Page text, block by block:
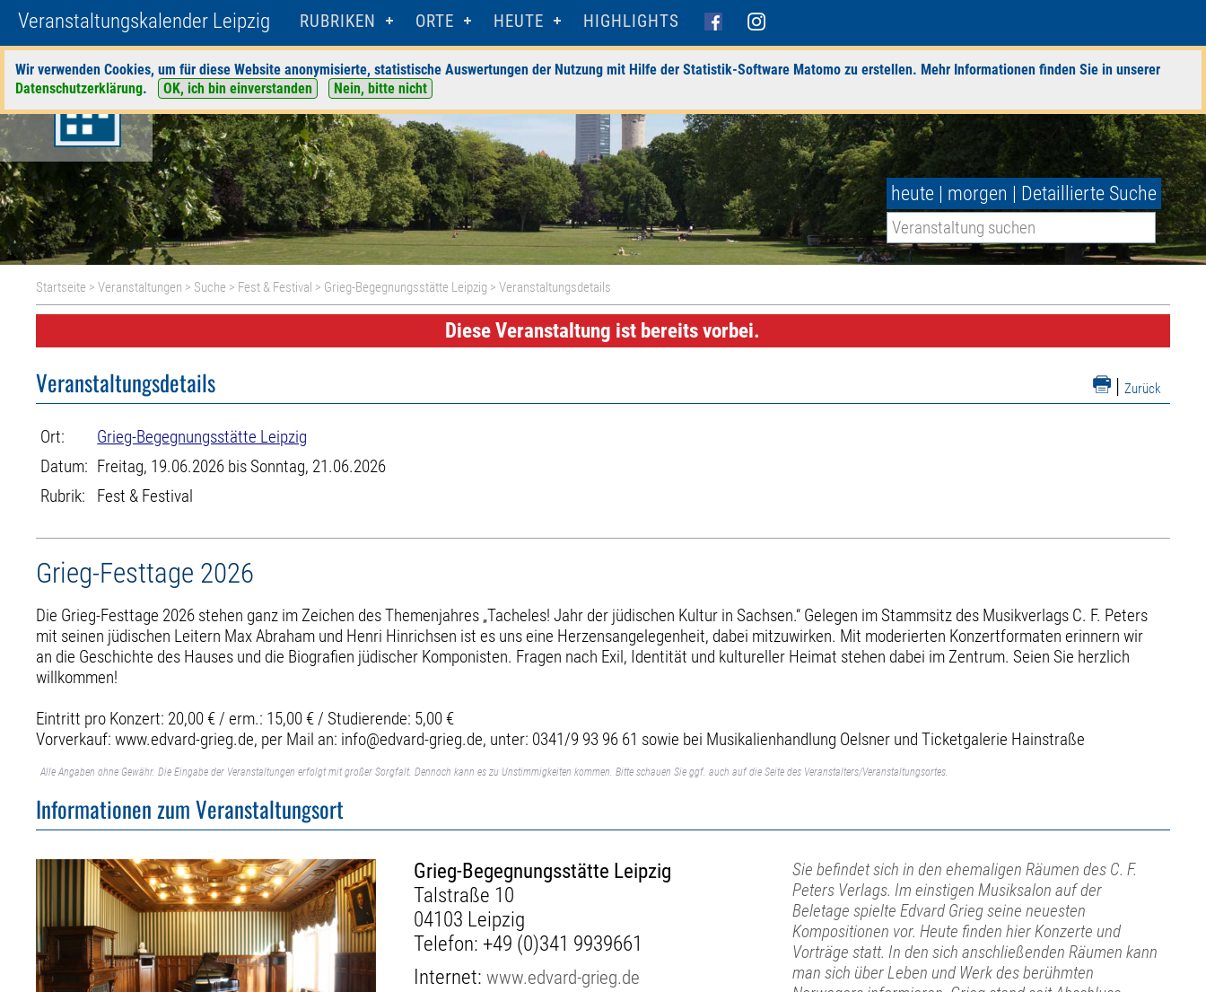
Veranstaltungskalender Leipzig RUBRIKEN ORTE HEUTE HIGHLIGHTS
Wir verwenden Cookies, um für diese Website anonymisierte, statistische Auswertungen der Nutzung mit Hilfe der Statistik-Software Matomo zu erstellen. Mehr Informationen finden Sie in unserer
Datenschutzerklärung. OK, ich bin einverstanden Nein, bitte nicht
heute | morgen | Detaillierte Suche
Startseite >Veranstaltungen > Suche > Fest & Festival > Grieg-Begegnungsstätte Leipzig > Veranstaltungsdetails
Diese Veranstaltung ist bereits vorbei.
| Zurück
Veranstaltungsdetails
Ort:
Grieg-Begegnungsstätte Leipzig
Datum: Freitag, 19.06.2026 bis Sonntag, 21.06.2026
Rubrik:
Fest & Festival
Grieg-Festtage 2026
Die Grieg-Festtage 2026 stehen ganz im Zeichen des Themenjahres „Tacheles! Jahr der jüdischen Kultur in Sachsen.“ Gelegen im Stammsitz des Musikverlags C. F. Peters
mit seinen jüdischen Leitern Max Abraham und Henri Hinrichsen ist es uns eine Herzensangelegenheit, dabei mitzuwirken. Mit moderierten Konzertformaten erinnern wir
an die Geschichte des Hauses und die Biografien jüdischer Komponisten. Fragen nach Exil, Identität und kultureller Heimat stehen dabei im Zentrum. Seien Sie herzlich
willkommen!
Eintritt pro Konzert: 20,00 € / erm.: 15,00 € / Studierende: 5,00 €
Vorverkauf: www.edvard-grieg.de, per Mail an: info@edvard-grieg.de, unter: 0341/9 93 96 61 sowie bei Musikalienhandlung Oelsner und Ticketgalerie Hainstraße
Alle Angaben ohne Gewähr. Die Eingabe der Veranstaltungen erfolgt mit großer Sorgfalt. Dennoch kann es zu Unstimmigkeiten kommen. Bitte schauen Sie ggf. auch auf die Seite des Veranstalters/Veranstaltungsortes.
Informationen zum Veranstaltungsort
Grieg-Begegnungsstätte Leipzig
Talstraße 10
04103 Leipzig
Telefon: +49 (0)341 9939661
Internet:www.edvard-grieg.de
Sie befindet sich in den ehemaligen Räumen des C. F.
Peters Verlags. Im einstigen Musiksalon auf der
Beletage spielte Edvard Grieg seine neuesten
Kompositionen vor. Heute finden hier Konzerte und
Vorträge statt. In den sich anschließenden Räumen kann
man sich über Leben und Werk des berühmten